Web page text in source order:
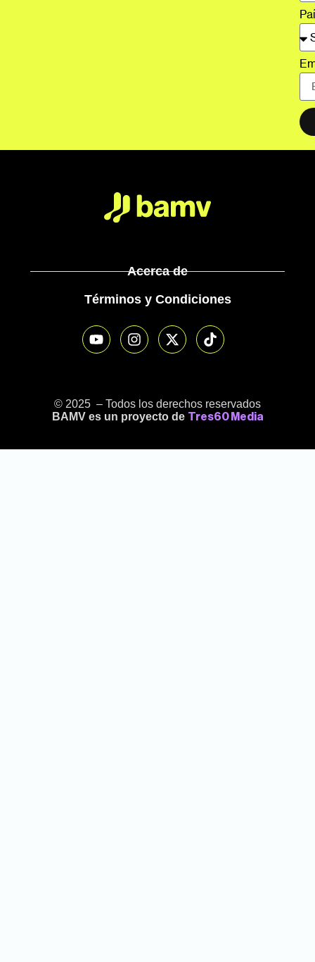
Acerca de
Términos y Condiciones
© 2025 – Todos los derechos reservados
BAMV es un proyecto de Tres60 Media